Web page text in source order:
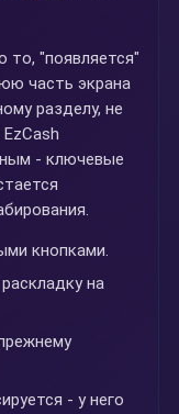
то, "появляется"
часть экрана
разделу, не
- ключевые
кнопками.
на
- у него